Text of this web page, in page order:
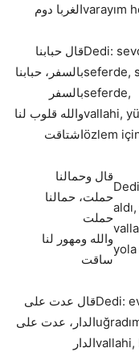
الغربا دومvarayım
قال حبابنا
بالسفر، حبابنا
بالسفر
والله قلوب لنا
اشتاقت
Dedi:
seferde,
seferde,
vallahi,
özlem
قال وحمالنا
حملت، حمالنا
حملت
والله ومهور لنا
ساقت
قال عدت على
الدار، عدت على
الدار
Dedi:
vallahi,